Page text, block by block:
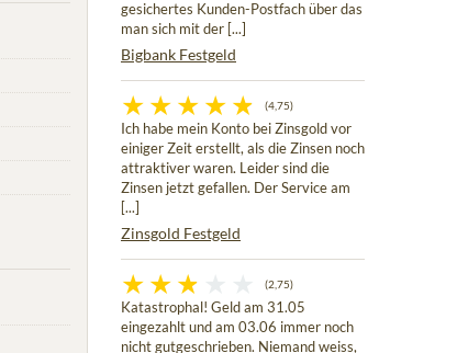
gesichertes Kunden-Postfach über das
man sich mit der [...]
Bigbank Festgeld
(4,75)
Ich habe mein Konto bei Zinsgold vor
einiger Zeit erstellt, als die Zinsen noch
attraktiver waren. Leider sind die
Zinsen jetzt gefallen. Der Service am
[...]
Zinsgold Festgeld
(2,75)
Katastrophal! Geld am 31.05
eingezahlt und am 03.06 immer noch
nicht gutgeschrieben. Niemand weiss,